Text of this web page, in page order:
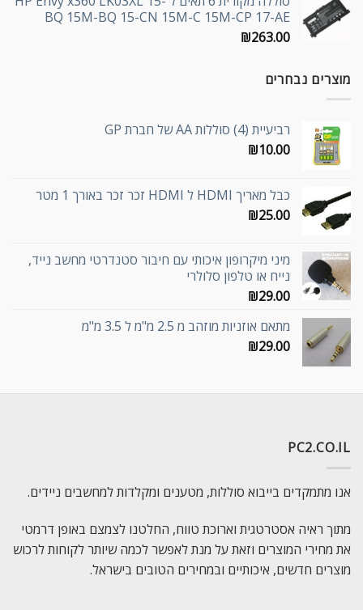
BQ 15M-BQ 15-CN 15M-C 15M-CP 17-AE
₪263.00
מוצרים נבחרים
רביעיית (4) סוללות AA של חברת GP
₪10.00
כבל מאריך HDMI ל HDMI זכר זכר באורך 1 מטר
₪25.00
מיני מיקרופון איכותי עם חיבור סטנדרטי מחשב נייד,
נייח או טלפון סלולרי
₪29.00
מתאם אוזניות מוזהב מ 2.5 מ"מ ל 3.5 מ"מ
₪29.00
PC2.CO.IL
אנו מתמקדים בייבוא סוללות, מטענים ומקלדות למחשבים ניידים.
מתוך ראיה אסטרטגית וארוכת טווח, החלטנו לצמצם באופן דרמטי
את מחירי המוצרים וזאת על מנת לאפשר לכמה שיותר לקוחות לרכוש
מוצרים חדשים, איכותיים ובמחירים הטובים בישראל.